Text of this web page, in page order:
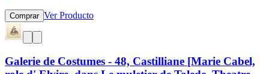
Comprar Ver Producto
Galerie de Costumes - 48, Castilliane [Marie Cabel,